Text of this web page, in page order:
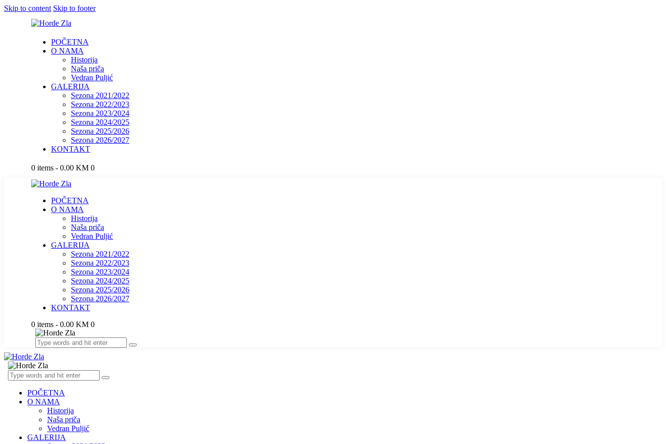
Skip to content Skip to footer
POČETNA
O NAMA
Historija
Naša priča
Vedran Puljić
GALERIJA
Sezona 2021/2022
Sezona 2022/2023
Sezona 2023/2024
Sezona 2024/2025
Sezona 2025/2026
Sezona 2026/2027
KONTAKT
0 items - 0.00 KM 0
POČETNA
O NAMA
Historija
Naša priča
Vedran Puljić
GALERIJA
Sezona 2021/2022
Sezona 2022/2023
Sezona 2023/2024
Sezona 2024/2025
Sezona 2025/2026
Sezona 2026/2027
KONTAKT
0 items - 0.00 KM 0
POČETNA
O NAMA
Historija
Naša priča
Vedran Puljić
GALERIJA